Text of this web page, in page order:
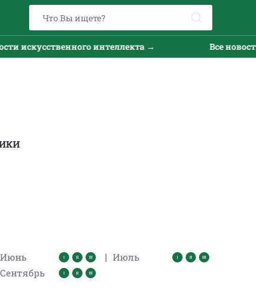
искусственного интеллекта → Все новости
Июнь | Июль
Сентябрь